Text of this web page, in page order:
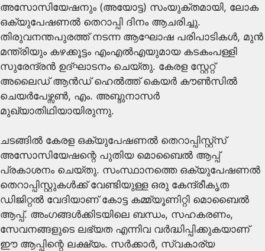
അസോസിയേഷനും (അയോട്ട) സംയുക്തമായി, ലോക
ഒക്യുപേഷണൽ തെറാപ്പി ദിനം ആചരിച്ചു.
തിരുവനന്തപുരത്ത്‌ നടന്ന ആഘോഷ പരിപാടികൾ, മുൻ
മന്ത്രിയും കഴക്കൂട്ടം എംഎൽഎയുമായ കടകംപള്ളി
സുരേന്ദ്രൻ ഉദ്ഘാടനം ചെയ്തു. കേരള സ്റ്റേറ്റ്
അലൈഡ് ആൻഡ് ഹെൽത്ത് കെയർ കൗൺസിൽ
ചെയർപേഴ്സൺ, എം. അബ്ദുനാസർ
മുഖ്യാതിഥിയായിരുന്നു.
ചടങ്ങിൽ കേരള ഒക്യുപേഷണൽ തെറാപ്പിസ്റ്റ്സ്
അസോസിയേഷന്റെ പുതിയ മൊബൈൽ ആപ്പ്
പ്രകാശനം ചെയ്തു. സംസ്ഥാനത്തെ ഒക്യുപേഷണൽ
തെറാപ്പിസ്റ്റുകൾക്ക് വേണ്ടിയുള്ള ഒരു കേന്ദ്രീകൃത
ഡിജിറ്റൽ വേദിയാണ് കോട്ട കമ്മ്യൂണിറ്റി മൊബൈൽ
ആപ്പ്. അംഗങ്ങൾക്കിടയിലെ ബന്ധം, സഹകരണം,
സേവനങ്ങളുടെ ലഭ്യത എന്നിവ വർദ്ധിപ്പിക്കുകയാണ്
ഈ ആപ്പിന്റെ ലക്ഷ്യം. സ‍ർക്കാ‍ർ, സ്വകാര്യ